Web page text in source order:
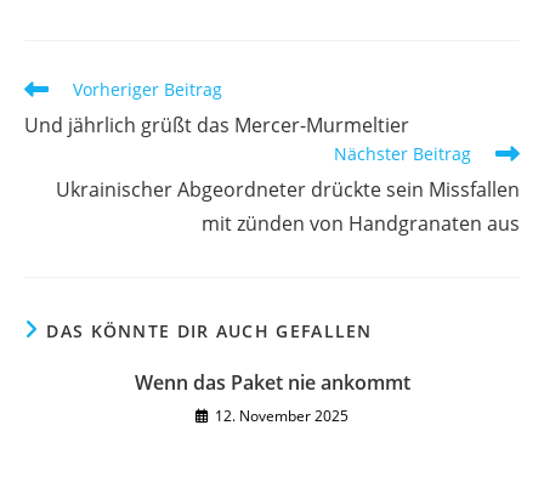
Vorheriger Beitrag
Und jährlich grüßt das Mercer-Murmeltier
Nächster Beitrag
Ukrainischer Abgeordneter drückte sein Missfallen
mit zünden von Handgranaten aus
DAS KÖNNTE DIR AUCH GEFALLEN
Wenn das Paket nie ankommt
12. November 2025